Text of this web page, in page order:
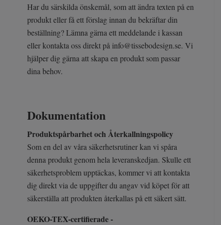
Har du särskilda önskemål, som att ändra texten på en
produkt eller få ett förslag innan du bekräftar din
beställning? Lämna gärna ett meddelande i kassan
eller kontakta oss direkt på info@tissebodesign.se. Vi
hjälper dig gärna att skapa en produkt som passar
dina behov.
Dokumentation
Produktspårbarhet och Återkallningspolicy
Som en del av våra säkerhetsrutiner kan vi spåra
denna produkt genom hela leveranskedjan. Skulle ett
säkerhetsproblem upptäckas, kommer vi att kontakta
dig direkt via de uppgifter du angav vid köpet för att
säkerställa att produkten återkallas på ett säkert sätt.
OEKO-TEX-certifierade -